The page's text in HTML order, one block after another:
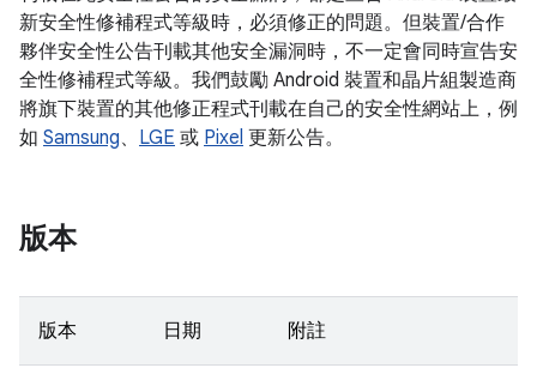
新安全性修補程式等級時，必須修正的問題。但裝置/合作
夥伴安全性公告刊載其他安全漏洞時，不一定會同時宣告安
全性修補程式等級。我們鼓勵 Android 裝置和晶片組製造商
將旗下裝置的其他修正程式刊載在自己的安全性網站上，例
如 Samsung、 LGE 或 Pixel 更新公告。
版本
版本 日期 附註